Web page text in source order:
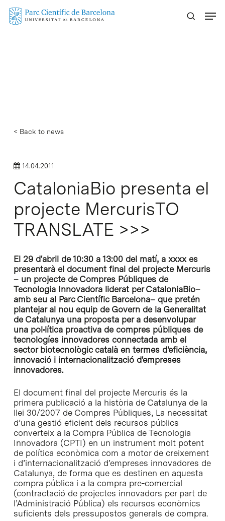
Skip
< Back to news
14.04.2011
CataloniaBio presenta el
projecte MercurisTO
TRANSLATE >>>
El 29 d'abril de 10:30 a 13:00 del matí, a xxxx es
presentarà el document final del projecte Mercuris
– un projecte de Compres Públiques de
Tecnologia Innovadora liderat per CataloniaBio–
amb seu al Parc Científic Barcelona– que pretén
plantejar al nou equip de Govern de la Generalitat
de Catalunya una proposta per a desenvolupar
una pol•lítica proactiva de compres públiques de
tecnologíes innovadores connectada amb el
sector biotecnològic català en termes d'eficiència,
innovació i internacionalització d'empreses
innovadores.
El document final del projecte Mercuris és la
primera publicació a la història de Catalunya de la
llei 30/2007 de Compres Públiques, La necessitat
d’una gestió eficient dels recursos públics
converteix a la Compra Pública de Tecnologia
Innovadora (CPTI) en un instrument molt potent
de política econòmica com a motor de creixement
i d’internacionalització d’empreses innovadores de
Catalunya, de forma que es destinen en aquesta
compra pública i a la compra pre-comercial
(contractació de projectes innovadors per part de
l’Administració Pública) els recursos econòmics
suficients dels pressupostos generals de compra.